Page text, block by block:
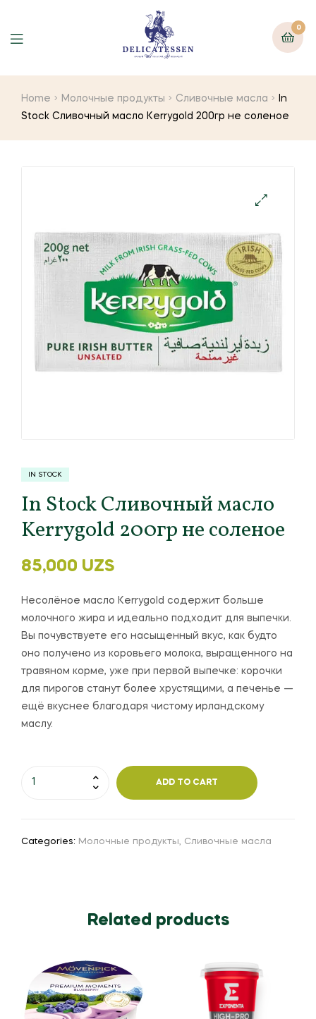
0
Home Молочные продукты Сливочные масла
In
Stock Сливочный масло Kerrygold 200гр не соленое
IN STOCK
In Stock Сливочный масло
Kerrygold 200гр не соленое
85,000 UZS
Несолёное масло Kerrygold содержит больше
молочного жира и идеально подходит для выпечки.
Вы почувствуете его насыщенный вкус, как будто
оно получено из коровьего молока, выращенного на
травяном корме, уже при первой выпечке: корочки
для пирогов станут более хрустящими, а печенье —
ещё вкуснее благодаря чистому ирландскому
маслу.
ADD TO CART
Categories: Молочные продукты, Сливочные масла
Related products